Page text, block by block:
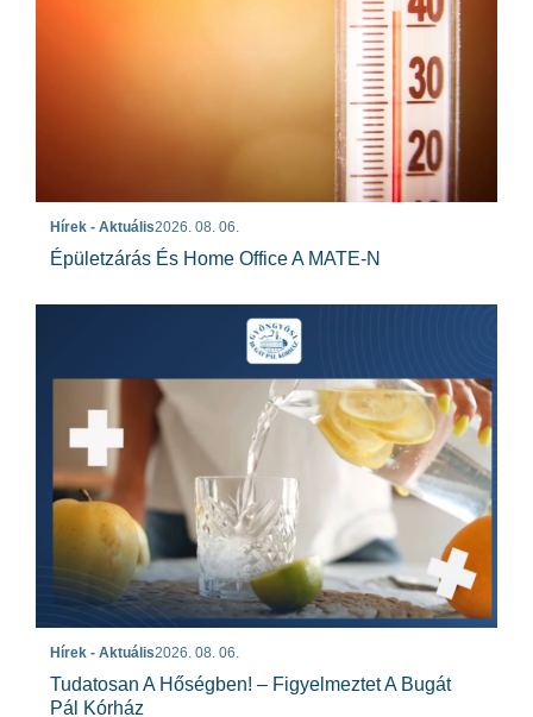
Hírek - Aktuális2026. 08. 06.
Épületzárás És Home Office A MATE-N
Hírek - Aktuális2026. 08. 06.
Tudatosan A Hőségben! – Figyelmeztet A Bugát
Pál Kórház